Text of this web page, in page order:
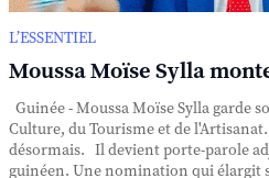
L’ESSENTIEL
Moussa Moïse Sylla
Guinée - Moussa Moïse Sylla garde
Culture, du Tourisme et de
désormais. Il devient porte-parole
guinéen. Une nomination qui élargit